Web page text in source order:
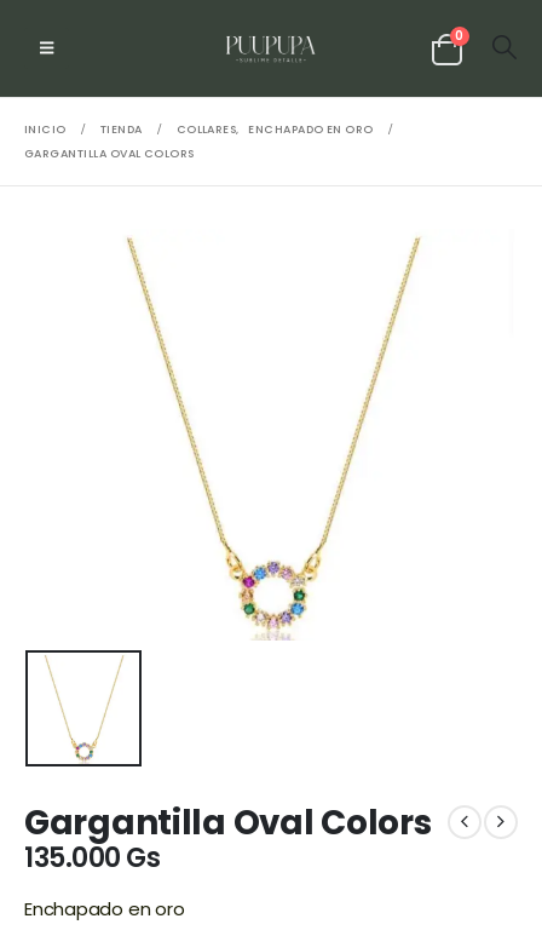
0
INICIO TIENDA COLLARES,
ENCHAPADO EN ORO
GARGANTILLA OVAL COLORS
Gargantilla Oval Colors
135.000Gs
Enchapado en oro